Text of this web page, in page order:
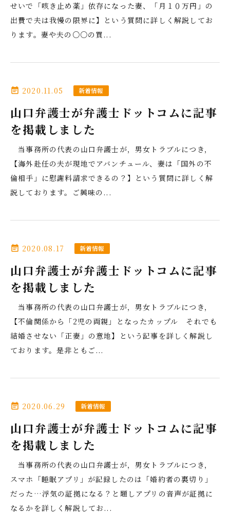
せいで「咳き止め薬」依存になった妻、「月１０万円」の
出費で夫は我慢の限界に】という質問に詳しく解説してお
ります。妻や夫の○○の買...
event_note 2020.11.05 新着情報
山口弁護士が弁護士ドットコムに記事
を掲載しました
当事務所の代表の山口弁護士が，男女トラブルにつき，
【海外赴任の夫が現地でアバンチュール、妻は「国外の不
倫相手」に慰謝料請求できるの？】という質問に詳しく解
説しております。ご興味の...
event_note 2020.08.17 新着情報
山口弁護士が弁護士ドットコムに記事
を掲載しました
当事務所の代表の山口弁護士が，男女トラブルにつき，
【不倫関係から「2児の両親」となったカップル それでも
結婚させない「正妻」の意地】という記事を詳しく解説し
ております。是非ともご...
event_note 2020.06.29 新着情報
山口弁護士が弁護士ドットコムに記事
を掲載しました
当事務所の代表の山口弁護士が，男女トラブルにつき，
スマホ「睡眠アプリ」が記録したのは「婚約者の裏切り」
だった…浮気の証拠になる？と題しアプリの音声が証拠に
なるかを詳しく解説してお...